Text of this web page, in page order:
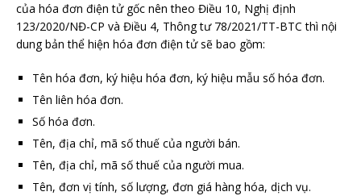
của hóa đơn điện tử gốc nên theo Điều 10, Nghị định
123/2020/NĐ-CP và Điều 4, Thông tư 78/2021/TT-BTC thì nội
dung bản thể hiện hóa đơn điện tử sẽ bao gồm:
Tên hóa đơn, ký hiệu hóa đơn, ký hiệu mẫu số hóa đơn.
Tên liên hóa đơn.
Số hóa đơn.
Tên, địa chỉ, mã số thuế của người bán.
Tên, địa chỉ, mã số thuế của người mua.
Tên, đơn vị tính, số lượng, đơn giá hàng hóa, dịch vụ.